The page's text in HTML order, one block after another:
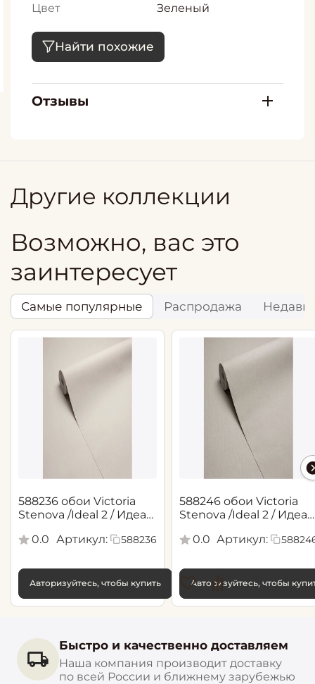
Цвет
Зеленый
Найти похожие
Отзывы
Другие коллекции
Возможно, вас это
заинтересует
Самые популярные Распродажа
588236 обои Victoria
Stenova /Ideal 2 / Идеал
0.0
Артикул: 588236
Авторизуйтесь, чтобы купить
588246 обои Victoria
Stenova /Ideal 2 / Идеал
0.0 Артикул:
Авторизуйтесь, чтобы
Быстро и качественно доставляем
Наша компания производит доставку
по всей России и ближнему зарубежью